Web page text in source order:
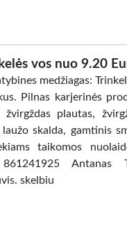
vos nuo 9.20
medžiagas:
Pilnas karjerinės
plautas,
skalda, gamtinis
taikomos
Antanas
skelbiu